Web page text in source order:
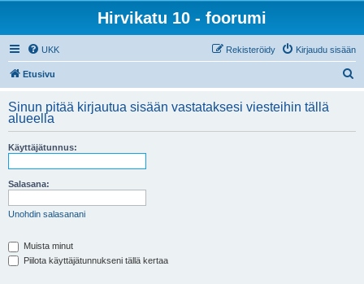
Hirvikatu 10 - foorumi
UKK Kirjaudu sisään
Rekisteröidy
Etusivu
i
Sinun pitää kirjautua sisään vastataksesi viesteihin tällä
alueella
Käyttäjätunnus:
Salasana:
Unohdin salasanani
Muista minut
Piilota käyttäjätunnukseni tällä kertaa